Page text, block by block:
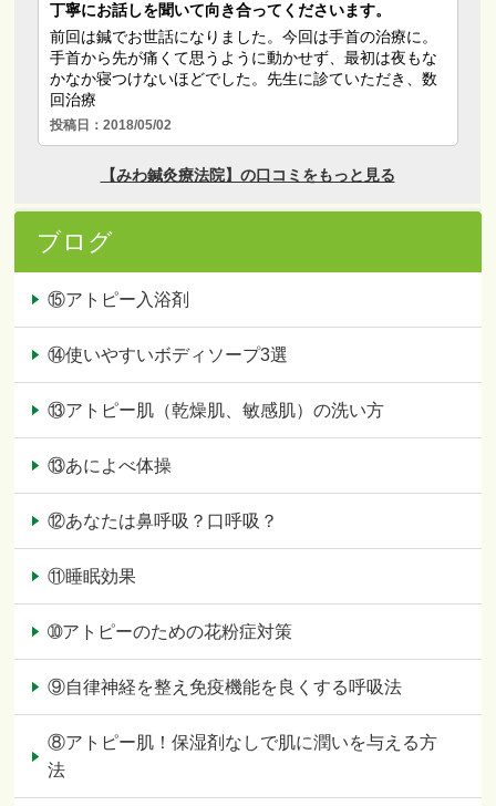
ブログ
⑮アトピー入浴剤
⑭使いやすいボディソープ3選
⑬アトピー肌（乾燥肌、敏感肌）の洗い方
⑬あによべ体操
⑫あなたは鼻呼吸？口呼吸？
⑪睡眠効果
➉アトピーのための花粉症対策
⑨自律神経を整え免疫機能を良くする呼吸法
⑧アトピー肌！保湿剤なしで肌に潤いを与える方
法